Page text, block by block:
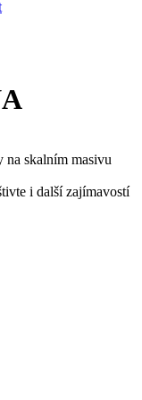
na skalním masivu
i další zajímavostí